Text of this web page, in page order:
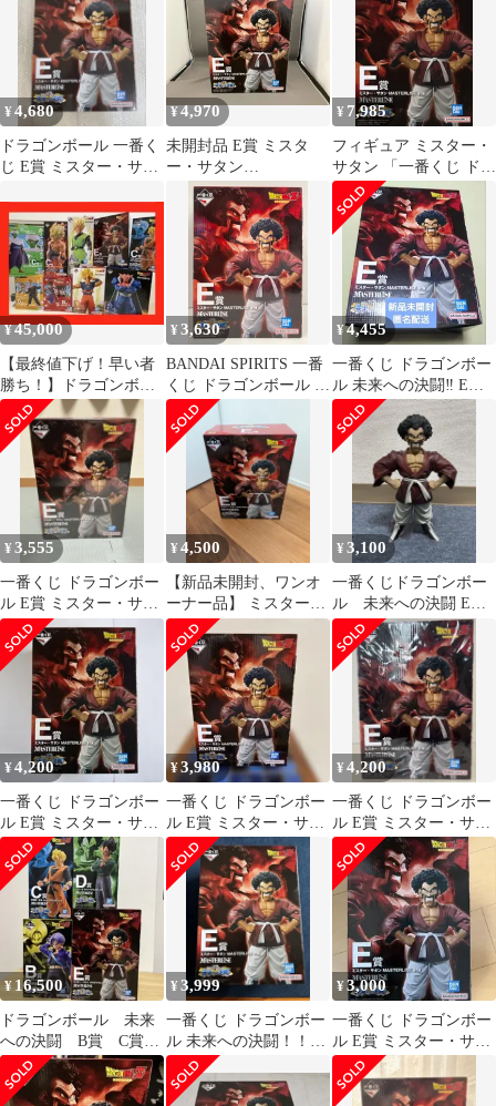
¥4,680
ドラゴンボール 一番く
じ E賞 ミスター・サタ
¥4,970
未開封品 E賞 ミスタ
ー・サタン
MASTERLISE 一番くじ
ドラゴンボール 未来へ
の決闘!! ドラゴンボー
¥ 7,985
フィギュア ミスター・
サタン 「一番くじ ドラ
ゴンボール 未来への決
闘!!」 MASTERLISE E
賞 フィギュア【14日以
内発送】
¥45,000
【最終値下げ！早い者
勝ち！】ドラゴンボー
ル一番くじ フィギュア
9点まとめ売り
¥3,630
BANDAI SPIRITS 一番
くじ ドラゴンボール 未
来への決闘!! E賞 ミス
ター・サタン
MASTERLISE
¥4,455
一番くじ ドラゴンボー
ル 未来への決闘‼ E賞
ミスター・サタン
¥3,555
一番くじ ドラゴンボー
ル E賞 ミスター・サタ
ン MASTERLISE
¥4,500
【新品未開封、ワンオ
ーナー品】 ミスターサ
タン 未来への決闘 一番
くじ
¥3,100
一番くじドラゴンボー
ル 未来への決闘 E
賞 ミスターサタン
masterlise
¥4,200
一番くじ ドラゴンボー
ル E賞 ミスター・サタ
ン MASTERLISE 開封
のみ
¥3,980
一番くじ ドラゴンボー
ル E賞 ミスター・サタ
ン フィギュア
¥4,200
一番くじ ドラゴンボー
ル E賞 ミスター・サタ
ン MASTERLISE
¥ 16,500
ドラゴンボール 未来
への決闘 B賞 C賞
D賞E賞セット
¥3,999
一番くじ ドラゴンボー
ル 未来への決闘！！E
賞 ミスター・サタン
¥3,000
一番くじ ドラゴンボー
ル E賞 ミスター・サタ
ン フィギュア 未開封